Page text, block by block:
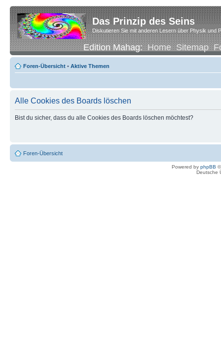
Das Prinzip des Seins
Diskutieren Sie mit anderen Lesern über Physik und
Edition Mahag:Home Sitemap
Foren-Übersicht • Aktive Themen
Alle Cookies des Boards löschen
Bist du sicher, dass du alle Cookies des Boards löschen möchtest?
Foren-Übersicht
Powered by phpBB
Deutsche